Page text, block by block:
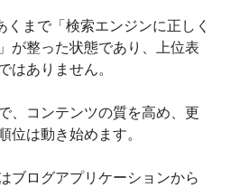
まで「検索エンジンに正しく
が整った状態であり、上位表
はありません。
、コンテンツの質を高め、更
位は動き始めます。
ブログアプリケーションから